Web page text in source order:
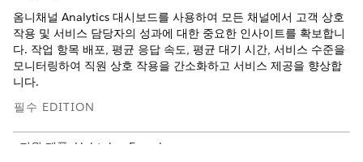
옴니채널 Analytics 대시보드를 사용하여 모든 채널에서 고객 상호
작용 및 서비스 담당자의 성과에 대한 중요한 인사이트를 확보합니
다. 작업 항목 배포, 평균 응답 속도, 평균 대기 시간, 서비스 수준을
모니터링하여 직원 상호 작용을 간소화하고 서비스 제공을 향상합
니다.
필수 EDITION
지원 제품: Lightning Experience